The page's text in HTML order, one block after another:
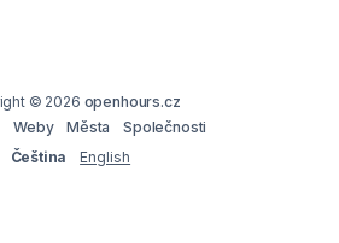
© 2026 openhours.cz
Weby Města
Společnosti
Čeština
English